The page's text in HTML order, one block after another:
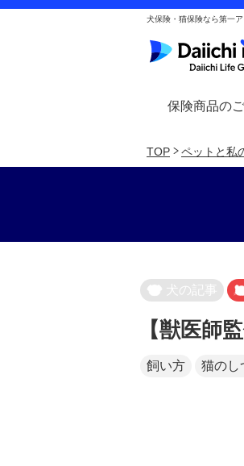
犬保険・猫保険なら第一
保険商品の
TOP ペットと私
犬の記事
【獣医師
飼い方 猫のし